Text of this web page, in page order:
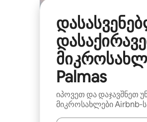
Palmas
იპოვეთ და დაჯავშნეთ
მიკროსახლები